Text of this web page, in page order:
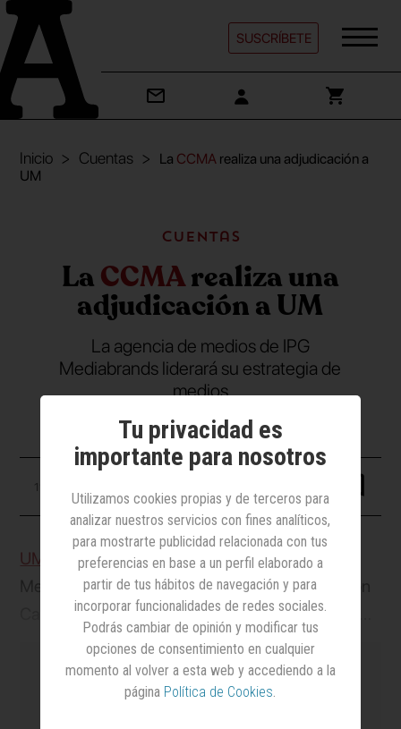
SUSCRÍBETE
Inicio Cuentas La CCMA realiza una adjudicación a
UM
Cuentas
LaCCMArealiza una
adjudicación a UM
La agencia de medios de IPG
Mediabrands liderará su estrategia de
medios
11 julio 2025
UM
, agencia que forma parte del grupo IPG
Mediabrands, ha sido elegida por la Corporación
Catalana de Medios Audiovisuales (CCMA) para
manejar su estrategia de medios en el contexto
del proceso de transformación en el que está
inmersa la entidad pública. “Esta colaboración
Tu privacidad es
importante para nosotros
Utilizamos cookies propias y de terceros para
analizar nuestros servicios con fines analíticos,
para mostrarte publicidad relacionada con tus
preferencias en base a un perfil elaborado a
partir de tus hábitos de navegación y para
incorporar funcionalidades de redes sociales.
Podrás cambiar de opinión y modificar tus
opciones de consentimiento en cualquier
momento al volver a esta web y accediendo a la
página Política de Cookies.